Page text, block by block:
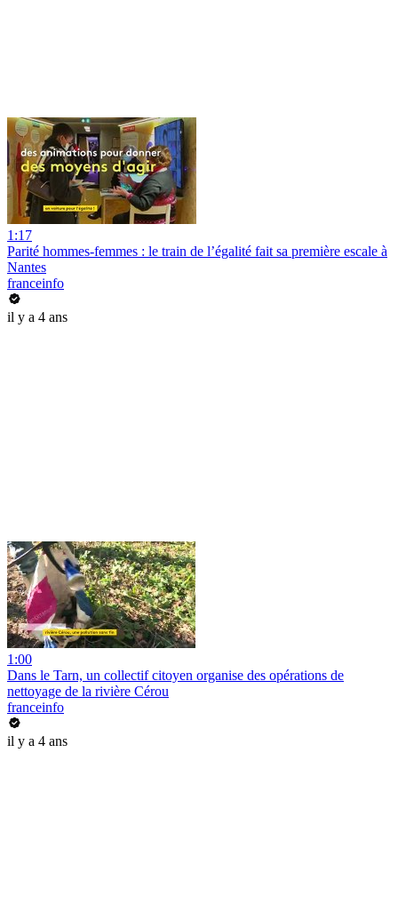
1:17
Parité hommes-femmes : le train de l’égalité fait sa première escale à
Nantes
franceinfo
il y a 4 ans
1:00
Dans le Tarn, un collectif citoyen organise des opérations de
nettoyage de la rivière Cérou
franceinfo
il y a 4 ans